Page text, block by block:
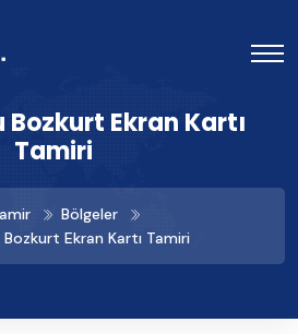
Ekran Kartı
Tamiri
Bölgeler
Ekran Kartı Tamiri